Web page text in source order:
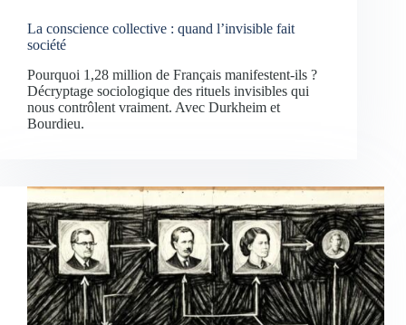
La conscience collective : quand l’invisible fait
société
Pourquoi 1,28 million de Français manifestent-ils ?
Décryptage sociologique des rituels invisibles qui
nous contrôlent vraiment. Avec Durkheim et
Bourdieu.